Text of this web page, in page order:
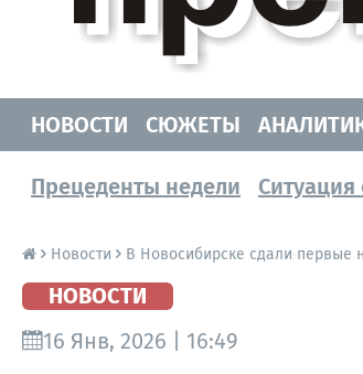
НОВОСТИ
СЮЖЕТЫ
Прецеденты недели
Новости В Новосибирске сдали первые
НОВОСТИ
16 Янв, 2026 | 16:49